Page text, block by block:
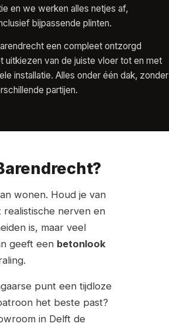
en we werken alles netjes af,
bijpassende plinten.
een compleet ontzorgd
uitkiezen van de juiste vloer tot en met
installatie. Alles onder één dak, zonder
partijen.
wonen. Houd je van
nerven en
is, maar veel
geeft een betonlook
punt een tijdloze
het beste past?
in Delft de